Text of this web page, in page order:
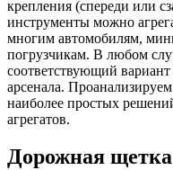
крепления (спереди или
инструменты можно
многим автомобилям,
погрузчикам. В любом
соответствующий вариант
арсенала.
наиболее простых
агрегатов.
Дорожная щетка